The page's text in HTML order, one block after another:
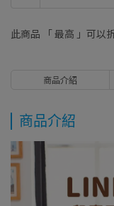
此商品 「 最高 」可以
商品介紹
商品介紹